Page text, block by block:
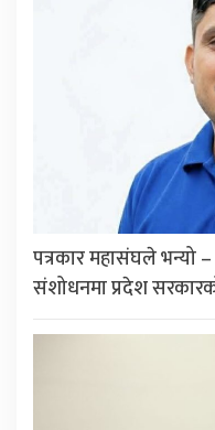
पत्रकार महासंघले भन्यो –
संशोधनमा प्रदेश